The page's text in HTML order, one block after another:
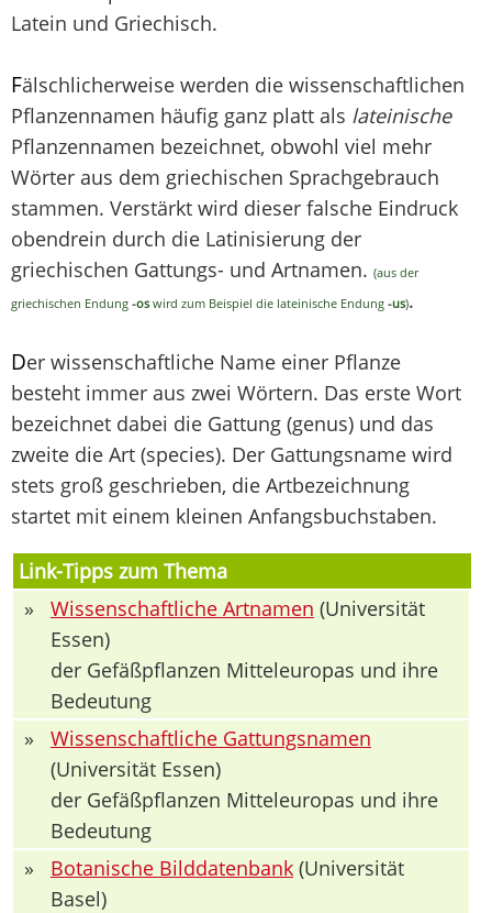
Latein und Griechisch.
Fälschlicherweise werden die wissenschaftlichen
Pflanzennamen häufig ganz platt als lateinische
Pflanzennamen bezeichnet, obwohl viel mehr
Wörter aus dem griechischen Sprachgebrauch
stammen. Verstärkt wird dieser falsche Eindruck
obendrein durch die Latinisierung der
griechischen Gattungs- und Artnamen. (aus der
griechischen Endung -os wird zum Beispiel die lateinische Endung -us).
Der wissenschaftliche Name einer Pflanze
besteht immer aus zwei Wörtern. Das erste Wort
bezeichnet dabei die Gattung (genus) und das
zweite die Art (species). Der Gattungsname wird
stets groß geschrieben, die Artbezeichnung
startet mit einem kleinen Anfangsbuchstaben.
Link-Tipps zum Thema
»
Wissenschaftliche Artnamen (Universität
Essen)
der Gefäßpflanzen Mitteleuropas und ihre
Bedeutung
»
Wissenschaftliche Gattungsnamen
(Universität Essen)
der Gefäßpflanzen Mitteleuropas und ihre
Bedeutung
»
Botanische Bilddatenbank (Universität
Basel)